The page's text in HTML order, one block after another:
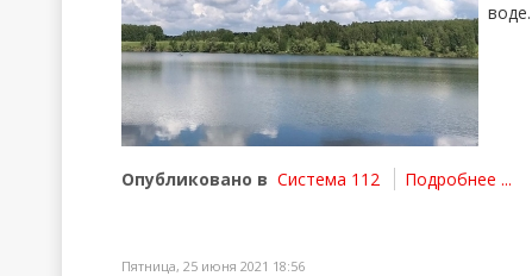
воде.
Опубликовано в Система 112 Подробнее ...
Пятница, 25 июня 2021 18:56